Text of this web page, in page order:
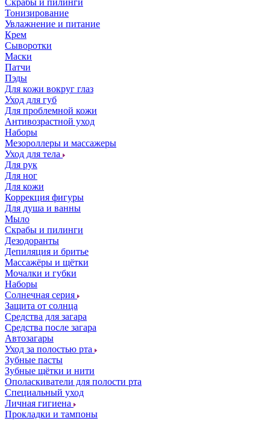
Скрабы и пилинги
Тонизирование
Увлажнение и питание
Крем
Сыворотки
Маски
Патчи
Пэды
Для кожи вокруг глаз
Уход для губ
Для проблемной кожи
Антивозрастной уход
Наборы
Мезороллеры и массажеры
Уход для тела
Для рук
Для ног
Для кожи
Коррекция фигуры
Для душа и ванны
Мыло
Скрабы и пилинги
Дезодоранты
Депиляция и бритье
Массажёры и щётки
Мочалки и губки
Наборы
Солнечная серия
Защита от солнца
Средства для загара
Средства после загара
Автозагары
Уход за полостью рта
Зубные пасты
Зубные щётки и нити
Ополаскиватели для полости рта
Специальный уход
Личная гигиена
Прокладки и тампоны